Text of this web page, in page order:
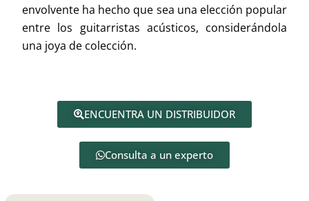
envolvente ha hecho que sea una elección popular
entre los guitarristas acústicos, considerándola
una joya de colección.
ENCUENTRA UN DISTRIBUIDOR
Consulta a un experto